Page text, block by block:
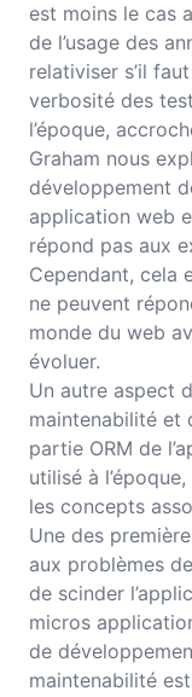
est moins le cas
de l’usage des
relativiser s’il
verbosité des
l’époque,
Graham nous
développement
application web
répond pas aux
Cependant, cela
ne peuvent
monde du web
évoluer.
Un autre aspect
maintenabilité et
partie ORM de
utilisé à
les concepts
Une des
aux problèmes
de scinder
micros
de
maintenabilité